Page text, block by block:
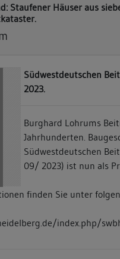
Staufener Häuser aus
Südwestdeutschen
2023.
Burghard Lohrums
Jahrhunderten.
Südwestdeutschen
09/ 2023) ist nun als
finden Sie unter
index.php/